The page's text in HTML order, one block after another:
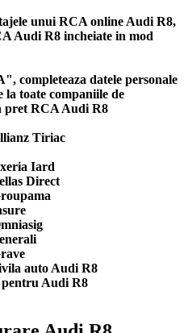
unui RCA online Audi R8,
Audi R8 incheiate in mod
completeaza datele personale
la toate companiile de
pret RCA Audi R8
Tiriac
Iard
Direct
auto Audi R8
Audi R8